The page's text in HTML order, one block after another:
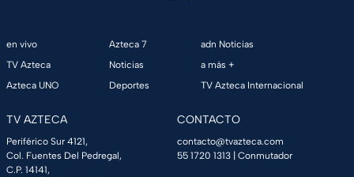
en vivo
TV Azteca
Azteca UNO
Azteca 7
Noticias
Deportes
adn Noticias
a más +
TV Azteca Internacional
TV AZTECA
Periférico Sur 4121,
Col. Fuentes Del Pedregal,
C.P. 14141,
CONTACTO
contacto@tvazteca.com
55 1720 1313 | Conmutador